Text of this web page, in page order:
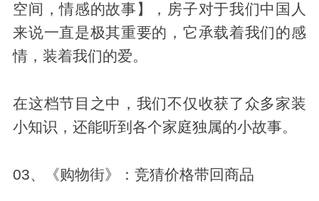
空间，情感的故事】，房子对于我们中国人
来说一直是极其重要的，它承载着我们的感
情，装着我们的爱。
在这档节目之中，我们不仅收获了众多家装
小知识，还能听到各个家庭独属的小故事。
03、《购物街》：竞猜价格带回商品